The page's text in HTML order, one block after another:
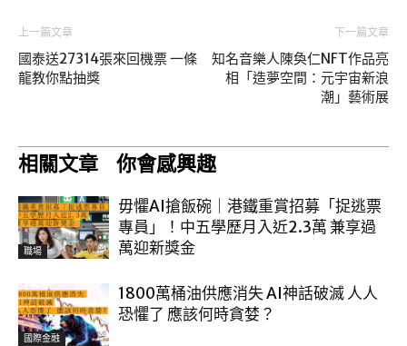
上一篇文章
國泰送27314張來回機票 一條
龍教你點抽獎
下一篇文章
知名音樂人陳奐仁NFT作品亮
相「造夢空間：元宇宙新浪
潮」藝術展
相關文章 你會感興趣
職場
毋懼AI搶飯碗｜港鐵重賞招募「捉逃票
專員」！中五學歷月入近2.3萬 兼享過
萬迎新獎金
國際金融
1800萬桶油供應消失 AI神話破滅 人人
恐懼了 應該何時貪婪？